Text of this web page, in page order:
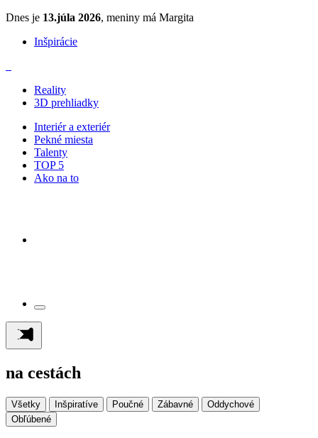
Dnes je 13.júla 2026, meniny má Margita
Inšpirácie
Reality
3D prehliadky
Interiér a exteriér
Pekné miesta
Talenty
TOP 5
Ako na to
na cestách
Všetky Inšpiratíve Poučné Zábavné
Oddychové
Obľúbené